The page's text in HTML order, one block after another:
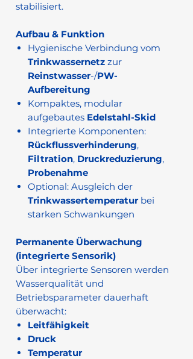
stabilisiert.
Aufbau & Funktion
Hygienische Verbindung vom
Trinkwassernetz zur
Reinstwasser-/PW-
Aufbereitung
Kompaktes, modular
aufgebautes Edelstahl-Skid
Integrierte Komponenten:
Rückflussverhinderung,
Filtration, Druckreduzierung,
Probenahme
Optional: Ausgleich der
Trinkwassertemperatur bei
starken Schwankungen
Permanente Überwachung
(integrierte Sensorik)
Über integrierte Sensoren werden
Wasserqualität und
Betriebsparameter dauerhaft
überwacht:
Leitfähigkeit
Druck
Temperatur